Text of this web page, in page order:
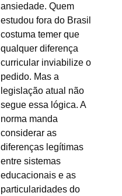
ansiedade. Quem
estudou fora do Brasil
costuma temer que
qualquer diferença
curricular inviabilize o
pedido. Mas a
legislação atual não
segue essa lógica. A
norma manda
considerar as
diferenças legítimas
entre sistemas
educacionais e as
particularidades do